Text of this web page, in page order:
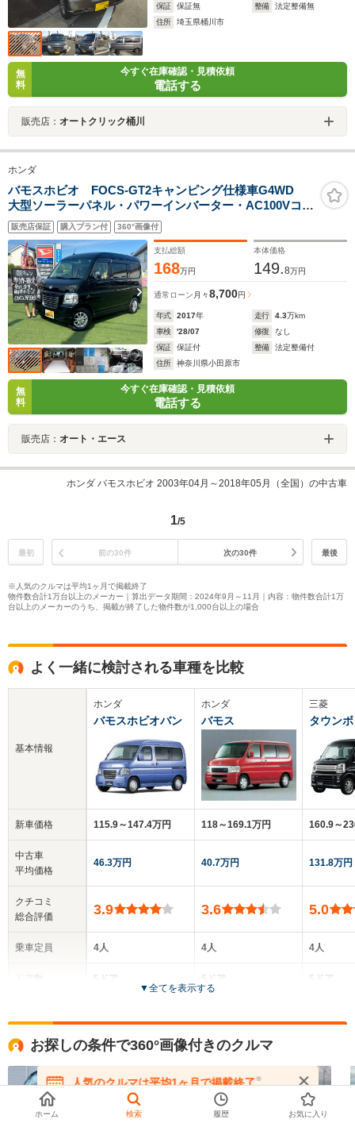
保証
保証無 整備
法定整備無
住所
埼玉県桶川市
無
料
今すぐ在庫確認・見積依頼
電話する
販売店： オートクリック桶川
ホンダ
バモスホビオ FOCS-GT2キャンピング仕様車G4WD
大型ソーラーパネル・パワーインバーター・AC100Vコン
セント・走行充電・外部電源入力・大容量ディープサイ
クルサブバッテリー・専用家具&ベット・フルセグTVナ
ビ・後席大型TVモニター・ETC・ドラレコ
販売店保証 購入プラン付 360°画像付
支払総額
168万円
本体価格
149.8万円
通常ローン 月々8,700円
年式 2017年 走行 4.3万km
車検
'28/07 修復
なし
保証
保証付 整備
法定整備付
住所
神奈川県小田原市
無
料
今すぐ在庫確認・見積依頼
電話する
販売店： オート・エース
ホンダ バモスホビオ 2003年04月～2018年05月（全国）の中古車
1/5
最初 前の30件 次の30件 最後
※人気のクルマは平均1ヶ月で掲載終了
物件数合計1万台以上のメーカー｜算出データ期間：2024年9月～11月｜内容：物件数合計1万
台以上のメーカーのうち、掲載が終了した物件数が1,000台以上の場合
よく一緒に検討される車種を比較
基本情報
新車価格
中古車
平均価格
クチコミ
総合評価
乗車定員
サイズ
(全長x全幅x全高)
ホンダ
バモスホビオバン
115.9～147.4万円
46.3万円
3.9
4人
5ドア
全高
全幅
1.48m
全長
ホンダ
バモス
118～169.1万円
40.7万円
3.6
4人
5ドア
全高
三菱
タウン
160.9～
131.8万円
5.0
4人
5ドア
全
▼全てを表示する
お探しの条件で360°画像付きのクルマ
人気のクルマは平均1ヶ月で掲載終了※
在庫が無くなる前にお問い合わせください
ホーム 検索 履歴 お気に入り